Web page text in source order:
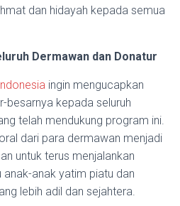
dan hidayah kepada semua
Dermawan dan Donatur
ingin mengucapkan
besarnya kepada seluruh
telah mendukung program ini.
dari para dermawan menjadi
untuk terus menjalankan
anak yatim piatu dan
lebih adil dan sejahtera.